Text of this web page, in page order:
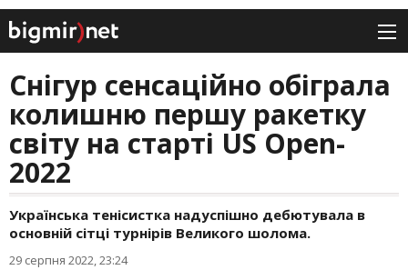
Снігур сенсаційно обіграла
колишню першу ракетку
світу на старті US Open-
2022
Українська тенісистка надуспішно дебютувала в
основній сітці турнірів Великого шолома.
29 серпня 2022, 23:24